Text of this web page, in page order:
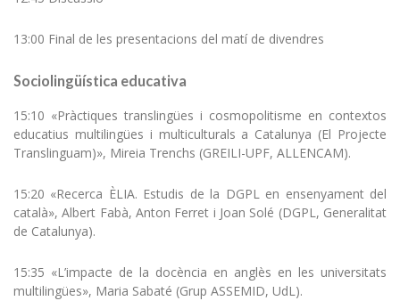
13:00 Final de les presentacions del matí de divendres
Sociolingüística educativa
15:10 «Pràctiques translingües i cosmopolitisme en contextos
educatius multilingües i multiculturals a Catalunya (El Projecte
Translinguam)», Mireia Trenchs (GREILI-UPF, ALLENCAM).
15:20 «Recerca ÈLIA. Estudis de la DGPL en ensenyament del
català», Albert Fabà, Anton Ferret i Joan Solé (DGPL, Generalitat
de Catalunya).
15:35 «L’impacte de la docència en anglès en les universitats
multilingües», Maria Sabaté (Grup ASSEMID, UdL).